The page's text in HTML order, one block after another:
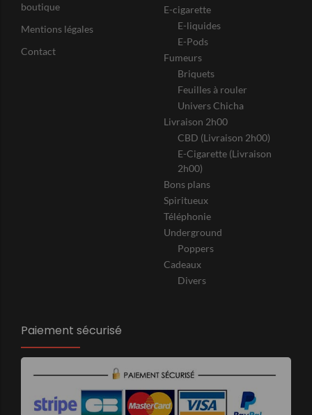
boutique
Mentions légales
Contact
E-cigarette
E-liquides
E-Pods
Fumeurs
Briquets
Feuilles à rouler
Univers Chicha
Livraison 2h00
CBD (Livraison 2h00)
E-Cigarette (Livraison
2h00)
Bons plans
Spiritueux
Téléphonie
Underground
Poppers
Cadeaux
Divers
Paiement sécurisé